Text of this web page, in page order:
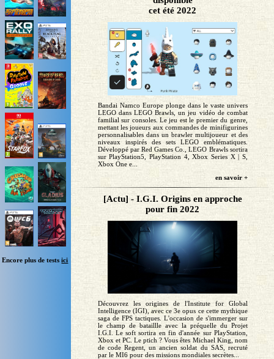
Encore plus de testsici
cet été 2022
Bandai Namco Europe plonge dans le vaste univers
LEGO dans LEGO Brawls, un jeu vidéo de combat
familial sur consoles. Le jeu est le premier du genre,
mettant les joueurs aux commandes de minifigurines
personnalisables dans un brawler multijoueur et des
niveaux inspirés des sets LEGO emblématiques.
Développé par Red Games Co., LEGO Brawls sortira
sur PlayStation5, PlayStation 4, Xbox Series X | S,
Xbox One e...
en savoir +
[Actu] - I.G.I. Origins en approche
pour fin 2022
Découvrez les origines de l'Institute for Global
Intelligence (IGI), avec ce 3e opus ce cette mythique
saga de FPS tactiques. L'occasion de s'immerger sur
le champ de bataillle avec la préquelle du Projet
I.G.I. Le soft sortira en fin d'année sur PlayStation,
Xbox et PC. Le ptich ? Vous êtes Michael King, nom
de code Regent, un ancien soldat du SAS, recruté
par le MI6 pour des missions mondiales secrètes...